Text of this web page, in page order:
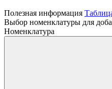
Полезная информация
Выбор номенклатуры для
Номенклатура